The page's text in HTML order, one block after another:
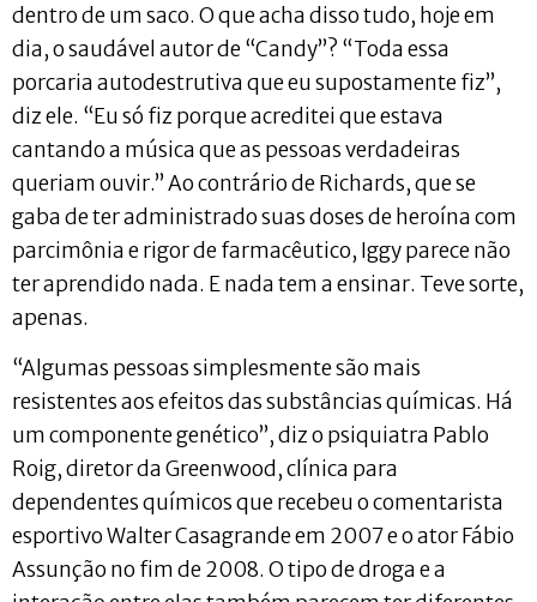
dentro de um saco. O que acha disso tudo, hoje em
dia, o saudável autor de “Candy”? “Toda essa
porcaria autodestrutiva que eu supostamente fiz”,
diz ele. “Eu só fiz porque acreditei que estava
cantando a música que as pessoas verdadeiras
queriam ouvir.” Ao contrário de Richards, que se
gaba de ter administrado suas doses de heroína com
parcimônia e rigor de farmacêutico, Iggy parece não
ter aprendido nada. E nada tem a ensinar. Teve sorte,
apenas.
“Algumas pessoas simplesmente são mais
resistentes aos efeitos das substâncias químicas. Há
um componente genético”, diz o psiquiatra Pablo
Roig, diretor da Greenwood, clínica para
dependentes químicos que recebeu o comentarista
esportivo Walter Casagrande em 2007 e o ator Fábio
Assunção no fim de 2008. O tipo de droga e a